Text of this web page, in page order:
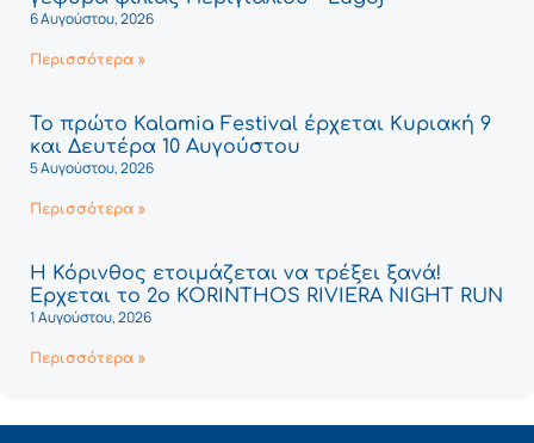
6 Αυγούστου, 2026
Περισσότερα »
Το πρώτο Kalamia Festival έρχεται Κυριακή 9
και Δευτέρα 10 Αυγούστου
5 Αυγούστου, 2026
Περισσότερα »
Η Κόρινθος ετοιμάζεται να τρέξει ξανά!
Έρχεται το 2ο KORINTHOS RIVIERA NIGHT RUN
1 Αυγούστου, 2026
Περισσότερα »